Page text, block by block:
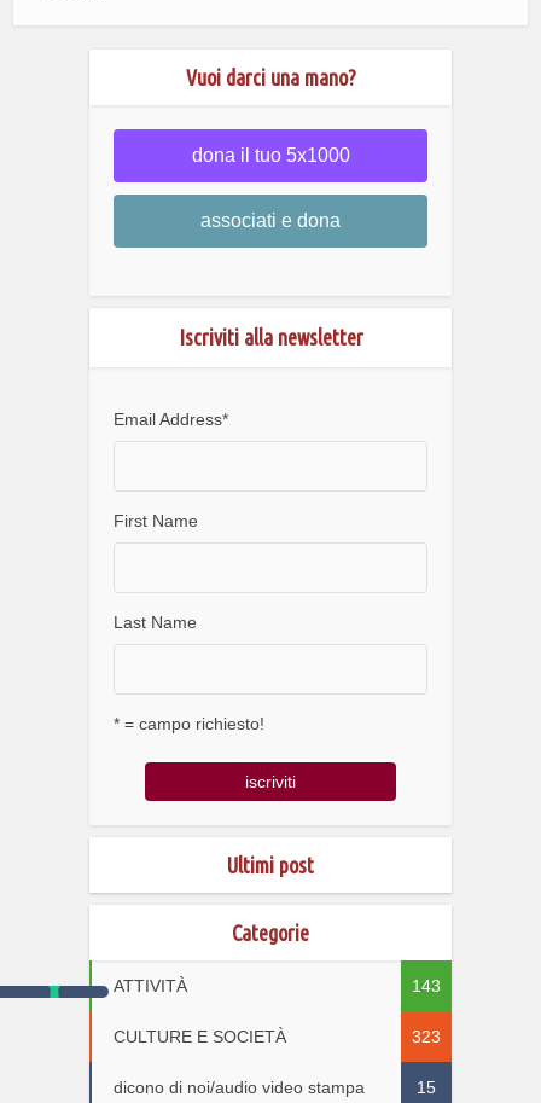
Vuoi darci una mano?
dona il tuo 5x1000
associati e dona
Iscriviti alla newsletter
Email Address*
First Name
Last Name
* = campo richiesto!
Ultimi post
Categorie
ATTIVITÀ 143
CULTURE E SOCIETÀ 323
dicono di noi/audio video stampa 15